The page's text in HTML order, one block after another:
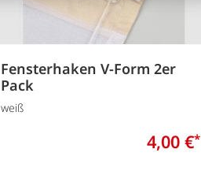
Fensterhaken V-Form 2er
Pack
weiß
4,00 €*